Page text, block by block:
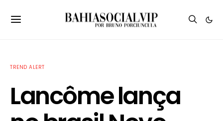
TREND ALERT
Lancôme lança